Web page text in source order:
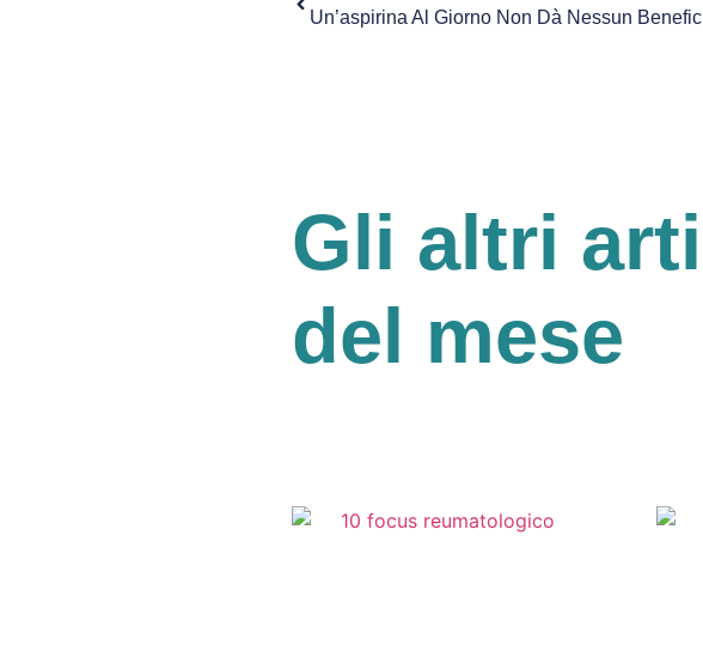
Gli altri
del mese